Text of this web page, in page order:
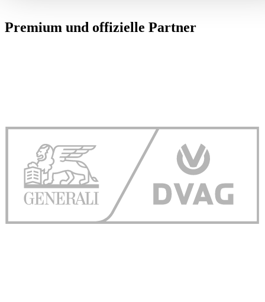
Wir verwenden Cookies, um Inhalte und Anzeigen zu
Cookie-Einstellungen
jederzeit über den Link im Footer aufgerufen und angepasst
werden.
Premium und offizielle Partner